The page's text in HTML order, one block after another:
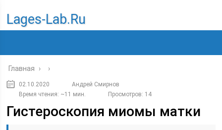
Lages-Lab.ru
Главная › ›
02.10.2020
Андрей Смирнов
Время чтения: ~11 мин.
Просмотров: 14
Гистероскопия миомы матки